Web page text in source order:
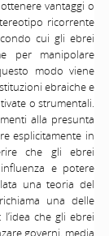
vantaggi o
ricorrente
cui gli ebrei
per manipolare
modo viene
ebraiche e
o strumentali.
alla presunta
esplicitamente in
che gli ebrei
e potere
una teoria del
una delle
che gli ebrei
governi, media